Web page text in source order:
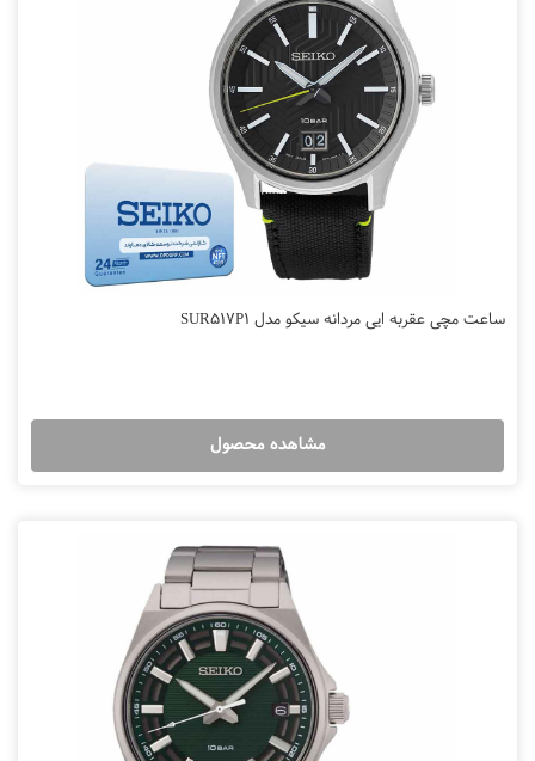
ساعت مچی عقربه ایی مردانه سیکو مدل SUR517P1
مشاهده محصول